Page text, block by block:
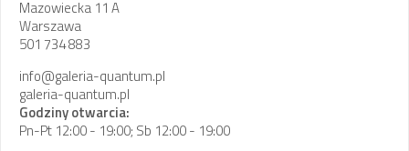
Mazowiecka 11 A
Warszawa
501 734 883
info@galeria-quantum.pl
galeria-quantum.pl
Godziny otwarcia:
Pn-Pt 12:00 - 19:00; Sb 12:00 - 19:00